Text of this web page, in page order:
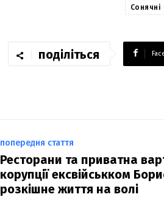
Сонячні
поділіться
попередня стаття
Ресторани та приватна
корупції ексвійськком
розкішне життя на волі